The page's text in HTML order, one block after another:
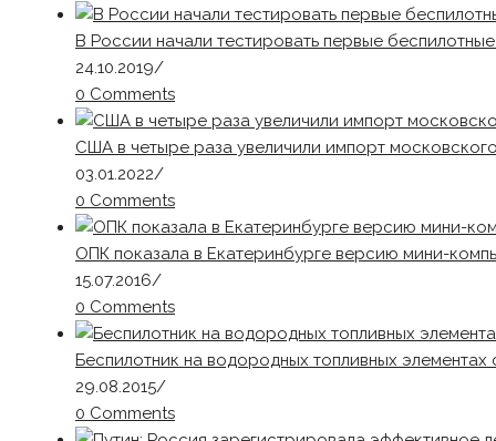
В России начали тестировать первые
24.10.2019/
0 Comments
США в четыре раза увеличили импорт
03.01.2022/
0 Comments
ОПК показала в Екатеринбурге версию мини-
15.07.2016/
0 Comments
Беспилотник на водородных топливных элементах
29.08.2015/
0 Comments